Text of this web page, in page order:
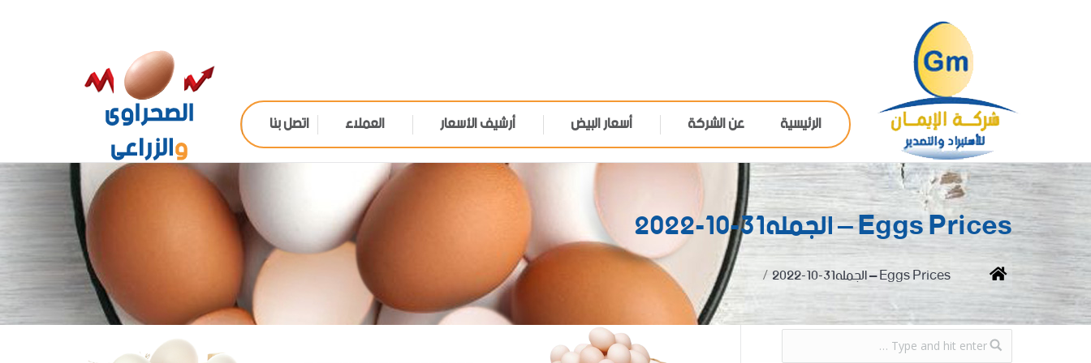
الرئيسية عن الشركة أسعار البيض أرشيف الأسعار العملاء اتصل بنا
Eggs Prices – الجمله31-10-2022
You are here:
Home Eggs Prices – الجمله31-10-2022